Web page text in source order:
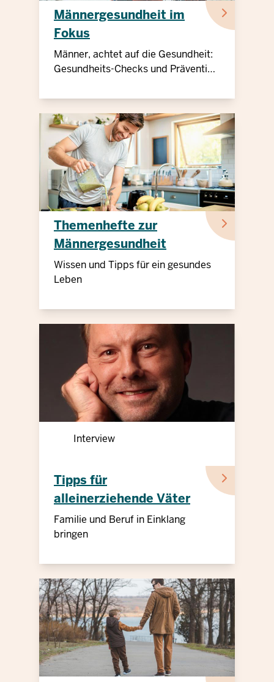
Männergesundheit im
Fokus
Männer, achtet auf die Gesundheit:
Gesundheits-Checks und Prävention
Themenhefte zur
Männergesundheit
Wissen und Tipps für ein gesundes
Leben
Interview
Tipps für
alleinerziehende Väter
Familie und Beruf in Einklang
bringen